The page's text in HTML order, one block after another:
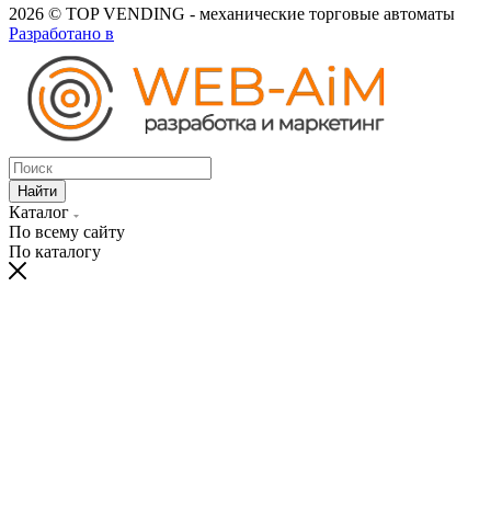
2026 © TOP VENDING - механические торговые автоматы
Разработано в
Найти
Каталог
По всему сайту
По каталогу